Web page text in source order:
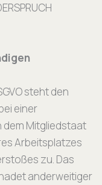
steht den
einer
Mitgliedstaat
Arbeitsplatzes
zu. Das
anderweitiger